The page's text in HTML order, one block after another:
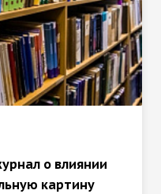
о влиянии
картину